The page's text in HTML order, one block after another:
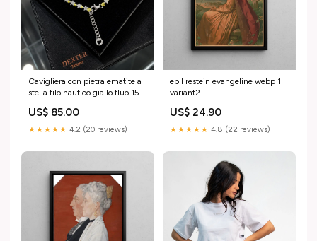
Cavigliera con pietra ematite a
stella filo nautico giallo fluo 15
US$ 85.00
★★★★★ 4.2 (20 reviews)
ep l restein evangeline webp 1
variant2
US$ 24.90
★★★★★ 4.8 (22 reviews)